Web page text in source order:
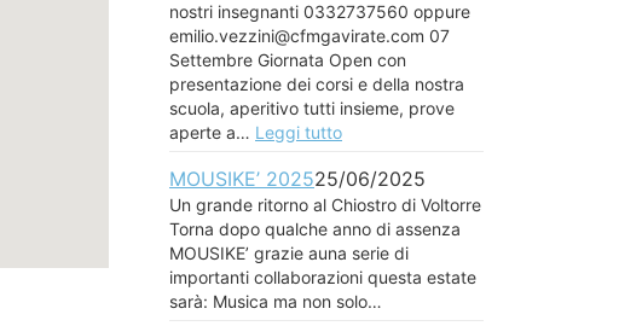
nostri insegnanti 0332737560 oppure
emilio.vezzini@cfmgavirate.com 07
Settembre Giornata Open con
presentazione dei corsi e della nostra
scuola, aperitivo tutti insieme, prove
aperte a… Leggi tutto
MOUSIKE’ 202525/06/2025
Un grande ritorno al Chiostro di Voltorre
Torna dopo qualche anno di assenza
MOUSIKE’ grazie auna serie di
importanti collaborazioni questa estate
sarà: Musica ma non solo…